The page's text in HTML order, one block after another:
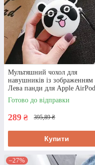
кожен
задоволеним
Відгуки наших
Мультяшний чохол для
навушників із зображенням
Лева панди для Apple
1/2
Готово до відправки
289 ₴ 395,89 ₴
Купити
–27%